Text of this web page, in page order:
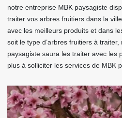
notre entreprise MBK paysagiste
traiter vos arbres fruitiers dans la
avec les meilleurs produits et dans
soit le type d’arbres fruitiers à
paysagiste saura les traiter avec les
plus à solliciter les services de MBK